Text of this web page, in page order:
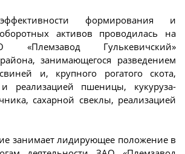
формирования и
активов проводилась на
Гулькевичский»
занимающегося разведением
и, крупного рогатого скота,
реализацией пшеницы, кукуруза-
сахарной свеклы, реализацией
занимает лидирующее положение в